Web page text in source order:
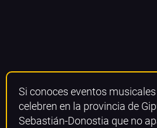
Si conoces eventos
celebren en la provincia de
Sebastián-Donostia que no